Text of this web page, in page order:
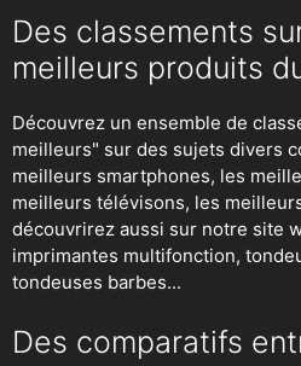
Des classements
meilleurs produits
Découvrez un ensemble de
meilleurs" sur des sujets divers
meilleurs smartphones, les
meilleurs télévisons, les
découvrirez aussi sur notre site
imprimantes multifonction,
tondeuses barbes...
Des comparatifs